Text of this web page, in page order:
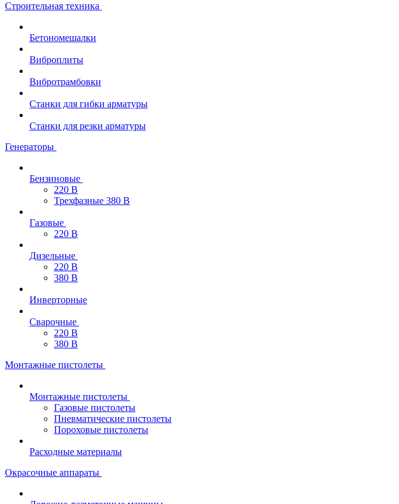
Строительная техника
Бетономешалки
Виброплиты
Вибротрамбовки
Станки для гибки арматуры
Станки для резки арматуры
Генераторы
Бензиновые
220 В
Трехфазные 380 В
Газовые
220 В
Дизельные
220 В
380 В
Инверторные
Сварочные
220 В
380 В
Монтажные пистолеты
Монтажные пистолеты
Газовые пистолеты
Пневматические пистолеты
Пороховые пистолеты
Расходные материалы
Окрасочные аппараты